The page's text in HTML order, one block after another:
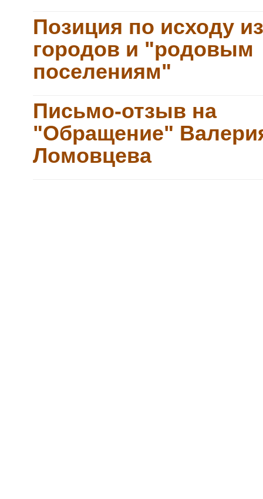
Позиция по исходу из
городов и "родовым
поселениям"
Письмо-отзыв на
"Обращение"
Ломовцева